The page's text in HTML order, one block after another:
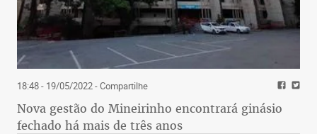
18:48 - 19/05/2022- Compartilhe
Nova gestão do Mineirinho encontrará ginásio
fechado há mais de três anos